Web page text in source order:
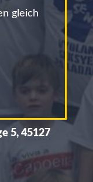
gleich
5, 45127